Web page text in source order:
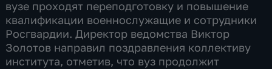
вузе проходят переподготовку и повышение
квалификации военнослужащие и сотрудники
Росгвардии. Директор ведомства Виктор
Золотов направил поздравления коллективу
института, отметив, что вуз продолжит